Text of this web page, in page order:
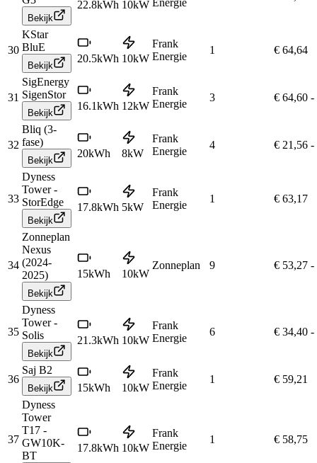
Bekijk
22.8kWh 10kW Energie
30
KStar
BluE
Bekijk
20.5kWh 10kW
Frank
Energie
1 € 64,64
31
SigEnergy
SigenStor
Bekijk
16.1kWh 12kW
Frank
Energie
3 € 64,60 -
32
Bliq (3-
fase)
Bekijk
20kWh 8kW
Frank
Energie
4 € 21,56 -
33
Dyness
Tower -
StorEdge
Bekijk
17.8kWh 5kW
Frank
Energie
1 € 63,17
34
Zonneplan
Nexus
(2024-
2025)
Bekijk
15kWh 10kW
Zonneplan 9 € 53,27 -
35
Dyness
Tower -
Solis
Bekijk
21.3kWh 10kW
Frank
Energie
6 € 34,40 -
36
Saj B2
Bekijk 15kWh 10kW
Frank
Energie
1 € 59,21
37
Dyness
Tower
T17 -
GW10K-
BT
17.8kWh 10kW
Frank
Energie
1 € 58,75